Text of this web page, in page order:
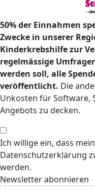
50% der Einnahmen
Zwecke in unserer
Kinderkrebshilfe zur
regelmässige
werden soll, alle
veröffentlicht. Die
Unkosten für Software,
Angebots zu decken.
Ich willige ein, dass
Datenschutzerklärung
werden.
Newsletter abonnieren